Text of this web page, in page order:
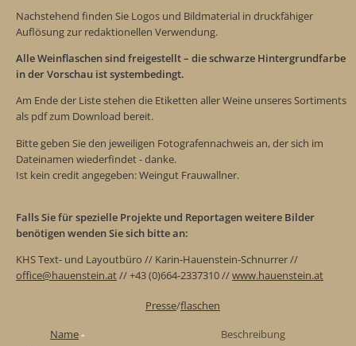
Nachstehend finden Sie Logos und Bildmaterial in druckfähiger
Auflösung zur redaktionellen Verwendung.
Alle Weinflaschen sind freigestellt – die schwarze Hintergrundfarbe
in der Vorschau ist systembedingt.
Am Ende der Liste stehen die Etiketten aller Weine unseres Sortiments
als pdf zum Download bereit.
Bitte geben Sie den jeweiligen Fotografennachweis an, der sich im
Dateinamen wiederfindet - danke.
Ist kein credit angegeben: Weingut Frauwallner.
Falls Sie für spezielle Projekte und Reportagen weitere Bilder
benötigen wenden Sie sich bitte an:
KHS Text- und Layoutbüro // Karin-Hauenstein-Schnurrer //
office@hauenstein.at// +43 (0)664-2337310 //www.hauenstein.at
Presse/flaschen
Name
Beschreibung